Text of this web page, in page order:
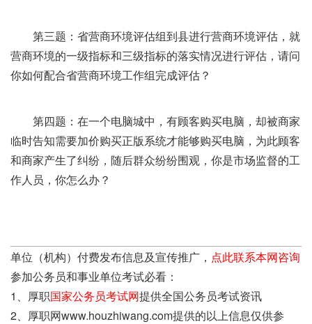
第三题：省营商环境评估组到县进行营商环境评估，就
营商环境的一级指标和三级指标的落实情况进行评估，请问
你如何配合省营商环境工作组完成评估？
第四题：在一个电脑城中，有顾客购买电脑，却被商家
临时告知需要加价购买正版系统才能够购买电脑，为此顾客
和商家产生了纠纷，随后群众纷纷围观，你是市场监督的工
作人员，你怎么办？
单位（机构）付费发布信息及宣传推广， 点此联系本网咨询
参加公务员和事业单位考试必看：
1、厚职国家公务员考试网提供全国公务员考试资讯
2、厚职网www.houzhiwang.com提供的以上信息仅供参